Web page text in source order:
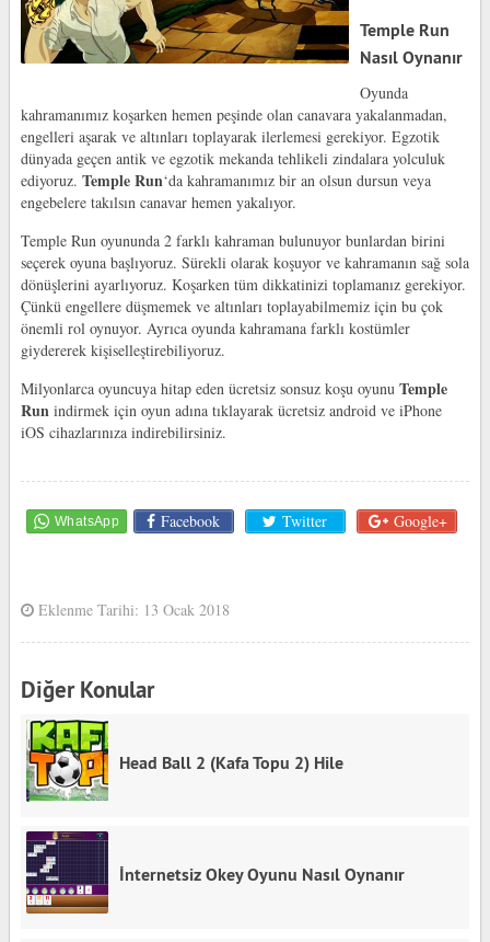
Temple Run
Nasıl Oynanır
Oyunda
kahramanımız koşarken hemen peşinde olan canavara yakalanmadan,
engelleri aşarak ve altınları toplayarak ilerlemesi gerekiyor. Egzotik
dünyada geçen antik ve egzotik mekanda tehlikeli zindalara yolculuk
ediyoruz. Temple Run‘da kahramanımız bir an olsun dursun veya
engebelere takılsın canavar hemen yakalıyor.
Temple Run oyununda 2 farklı kahraman bulunuyor bunlardan birini
seçerek oyuna başlıyoruz. Sürekli olarak koşuyor ve kahramanın sağ sola
dönüşlerini ayarlıyoruz. Koşarken tüm dikkatinizi toplamanız gerekiyor.
Çünkü engellere düşmemek ve altınları toplayabilmemiz için bu çok
önemli rol oynuyor. Ayrıca oyunda kahramana farklı kostümler
giydererek kişiselleştirebiliyoruz.
Milyonlarca oyuncuya hitap eden ücretsiz sonsuz koşu oyunu Temple
Run indirmek için oyun adına tıklayarak ücretsiz android ve iPhone
iOS cihazlarınıza indirebilirsiniz.
Facebook Twitter Google+
Eklenme Tarihi: 13 Ocak 2018
Diğer Konular
Head Ball 2 (Kafa Topu 2) Hile
İnternetsiz Okey Oyunu Nasıl Oynanır